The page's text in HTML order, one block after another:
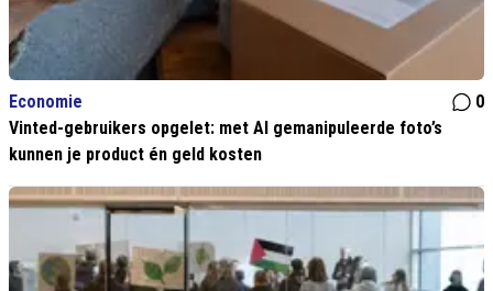
Economie
0
Vinted-gebruikers opgelet: met AI gemanipuleerde foto’s
kunnen je product én geld kosten